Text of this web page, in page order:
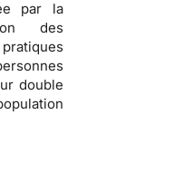
par la
des
double